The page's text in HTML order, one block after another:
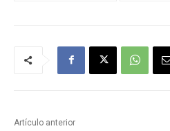
Artículo anterior